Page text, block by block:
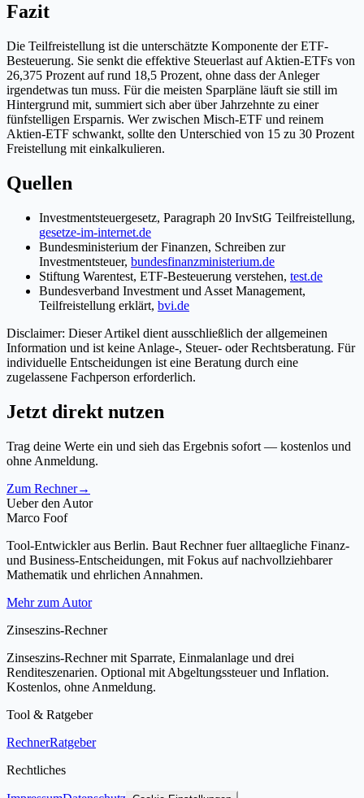
Fazit
Die Teilfreistellung ist die unterschätzte Komponente der ETF-
Besteuerung. Sie senkt die effektive Steuerlast auf Aktien-ETFs von
26,375 Prozent auf rund 18,5 Prozent, ohne dass der Anleger
irgendetwas tun muss. Für die meisten Sparpläne läuft sie still im
Hintergrund mit, summiert sich aber über Jahrzehnte zu einer
fünfstelligen Ersparnis. Wer zwischen Misch-ETF und reinem
Aktien-ETF schwankt, sollte den Unterschied von 15 zu 30 Prozent
Freistellung mit einkalkulieren.
Quellen
Investmentsteuergesetz, Paragraph 20 InvStG Teilfreistellung,
gesetze-im-internet.de
Bundesministerium der Finanzen, Schreiben zur
Investmentsteuer, bundesfinanzministerium.de
Stiftung Warentest, ETF-Besteuerung verstehen, test.de
Bundesverband Investment und Asset Management,
Teilfreistellung erklärt, bvi.de
Disclaimer: Dieser Artikel dient ausschließlich der allgemeinen
Information und ist keine Anlage-, Steuer- oder Rechtsberatung. Für
individuelle Entscheidungen ist eine Beratung durch eine
zugelassene Fachperson erforderlich.
Jetzt direkt nutzen
Trag deine Werte ein und sieh das Ergebnis sofort — kostenlos und
ohne Anmeldung.
Zum Rechner→
Ueber den Autor
Marco Foof
Tool-Entwickler aus Berlin. Baut Rechner fuer alltaegliche Finanz-
und Business-Entscheidungen, mit Fokus auf nachvollziehbarer
Mathematik und ehrlichen Annahmen.
Mehr zum Autor
Zinseszins-Rechner
Zinseszins-Rechner mit Sparrate, Einmalanlage und drei
Renditeszenarien. Optional mit Abgeltungssteuer und Inflation.
Kostenlos, ohne Anmeldung.
Tool & Ratgeber
RechnerRatgeber
Rechtliches